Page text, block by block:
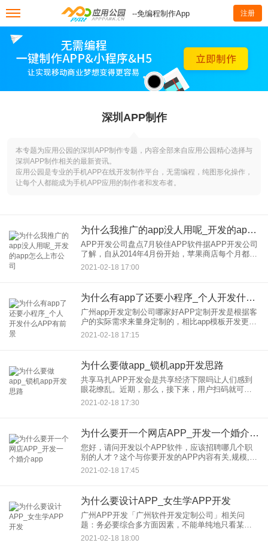
--免编程制作App 注册
深圳APP制作
本专题为应用公园的深圳APP制作专题，内容全部来自应用公园精心选择与
深圳APP制作相关的最新资讯。
应用公园是专业的手机APP在线开发制作平台，无需编程，纯图形化操作，
让每个人都能成为手机APP应用的制作者和发布者。
为什么我推广的app没人用呢_开发的app怎么上市公司
APP开发公司盘点7月较佳APP软件据APP开发公司
了解，自从2014年4月份开始，苹果商店每个月都会
选出较佳APP软件，这个对入榜的APP软件推广有
着巨大的价值。那么7月份较佳APP软件都有哪些
2021-02-18 17:00
为什么有app了还要小程序_个人开发什么APP有前景
广州app开发定制公司哪家好APP定制开发是根据客
户的实际需求来量身定制的，相比app模板开发更具
个性化以及更安全可靠。毕竟app开发公司以模板开
发公司为主，专业提供APP定制开发服务需要有专
2021-02-18 17:15
为什么要做app_锁机app开发思路
共享马扎APP开发会是共享经济下限吗让人们感到
眼花缭乱。近期，那么，接下来，用户扫码就可以
做，而且不需要收押金（但是小编感觉，不扫码也
可以坐啊 为什么要去扫码这么麻烦……）
2021-02-18 17:30
为什么要开一个网店APP_开发一个婚介app
您好，请问开发以个APP软件，应该招聘哪几个职
别的人才？这个与你要开发的APP内容有关,规模,是
否要有销售等若只是一般的APP开发,你至少需要一
个项目经理,负责团队管理,一个程序员负责后台开发,
2021-02-18 17:45
为什么要设计APP_女生学APP开发
广州APP开发「广州软件开发定制公司」相关问
题：务必要综合多方面因素，不能单纯地只看某些
方面。在此不再赘言。一般来说，1、毕竟app开发
公司是技术开发公司，技术水平的高低直接影响项
2021-02-18 18:00